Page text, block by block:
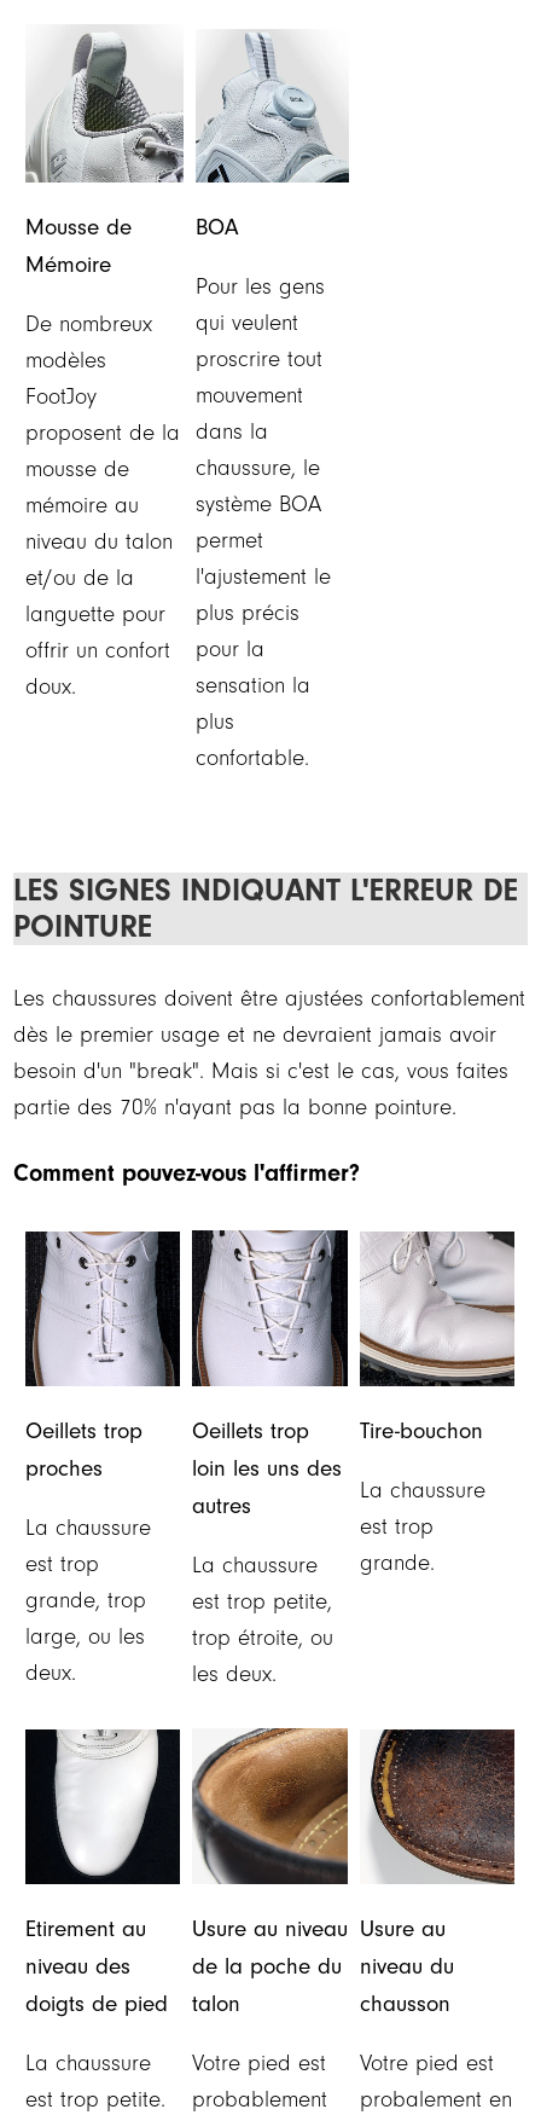
Mousse de
Mémoire
De nombreux
modèles
FootJoy
proposent de la
mousse de
mémoire au
niveau du talon
et/ou de la
languette pour
offrir un confort
doux.
BOA
Pour les gens
qui veulent
proscrire tout
mouvement
dans la
chaussure, le
système BOA
permet
l'ajustement le
plus précis
pour la
sensation la
plus
confortable.
LES SIGNES INDIQUANT L'ERREUR DE
POINTURE
Les chaussures doivent être ajustées confortablement
dès le premier usage et ne devraient jamais avoir
besoin d'un "break". Mais si c'est le cas, vous faites
partie des 70% n'ayant pas la bonne pointure.
Comment pouvez-vous l'affirmer?
Oeillets trop
proches
La chaussure
est trop
grande, trop
large, ou les
deux.
Oeillets trop
loin les uns des
autres
La chaussure
est trop petite,
trop étroite, ou
les deux.
Tire-bouchon
La chaussure
est trop
grande.
Etirement au
niveau des
doigts de pied
La chaussure
est trop petite.
Usure au niveau
de la poche du
talon
Votre pied est
probablement
Usure au
niveau du
chausson
Votre pied est
probalement en